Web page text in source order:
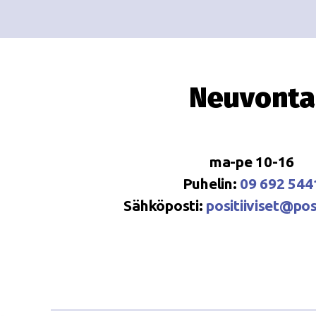
Neuvonta
ma-pe 10-16
Puhelin: 09 692
Sähköposti: